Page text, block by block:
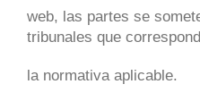
web, las partes se
tribunales que
la normativa aplicable.